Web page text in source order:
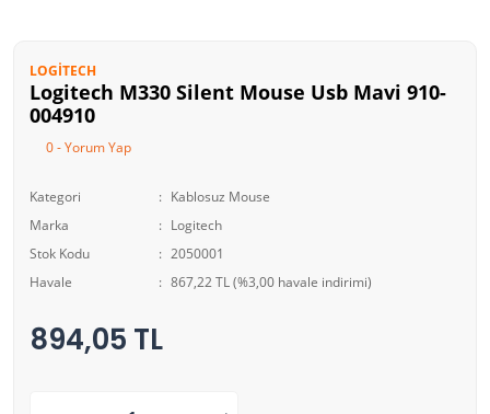
LOGITECH
Logitech M330 Silent Mouse Usb Mavi 910-
004910
0 - Yorum Yap
Kategori
Kablosuz Mouse
Marka
Logitech
Stok Kodu
2050001
Havale
867,22 TL (%3,00 havale indirimi)
894,05 TL